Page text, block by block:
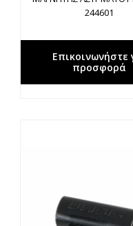
244601
Επικοινωνήστε
προσφορά